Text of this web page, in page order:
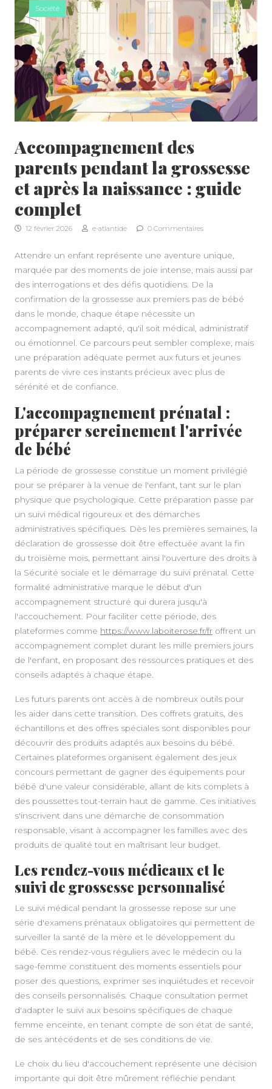
Société
Accompagnement des
parents pendant la grossesse
et après la naissance : guide
complet
12 février 2026 e-atlantide 0 Commentaires
Attendre un enfant représente une aventure unique,
marquée par des moments de joie intense, mais aussi par
des interrogations et des défis quotidiens. De la
confirmation de la grossesse aux premiers pas de bébé
dans le monde, chaque étape nécessite un
accompagnement adapté, qu'il soit médical, administratif
ou émotionnel. Ce parcours peut sembler complexe, mais
une préparation adéquate permet aux futurs et jeunes
parents de vivre ces instants précieux avec plus de
sérénité et de confiance.
L'accompagnement prénatal :
préparer sereinement l'arrivée
de bébé
La période de grossesse constitue un moment privilégié
pour se préparer à la venue de l'enfant, tant sur le plan
physique que psychologique. Cette préparation passe par
un suivi médical rigoureux et des démarches
administratives spécifiques. Dès les premières semaines, la
déclaration de grossesse doit être effectuée avant la fin
du troisième mois, permettant ainsi l'ouverture des droits à
la Sécurité sociale et le démarrage du suivi prénatal. Cette
formalité administrative marque le début d'un
accompagnement structuré qui durera jusqu'à
l'accouchement. Pour faciliter cette période, des
plateformes comme https://www.laboiterose.fr/fr offrent un
accompagnement complet durant les mille premiers jours
de l'enfant, en proposant des ressources pratiques et des
conseils adaptés à chaque étape.
Les futurs parents ont accès à de nombreux outils pour
les aider dans cette transition. Des coffrets gratuits, des
échantillons et des offres spéciales sont disponibles pour
découvrir des produits adaptés aux besoins du bébé.
Certaines plateformes organisent également des jeux
concours permettant de gagner des équipements pour
bébé d'une valeur considérable, allant de kits complets à
des poussettes tout-terrain haut de gamme. Ces initiatives
s'inscrivent dans une démarche de consommation
responsable, visant à accompagner les familles avec des
produits de qualité tout en maîtrisant leur budget.
Les rendez-vous médicaux et le
suivi de grossesse personnalisé
Le suivi médical pendant la grossesse repose sur une
série d'examens prénataux obligatoires qui permettent de
surveiller la santé de la mère et le développement du
bébé. Ces rendez-vous réguliers avec le médecin ou la
sage-femme constituent des moments essentiels pour
poser des questions, exprimer ses inquiétudes et recevoir
des conseils personnalisés. Chaque consultation permet
d'adapter le suivi aux besoins spécifiques de chaque
femme enceinte, en tenant compte de son état de santé,
de ses antécédents et de ses conditions de vie.
Le choix du lieu d'accouchement représente une décision
importante qui doit être mûrement réfléchie pendant
A PROPOS